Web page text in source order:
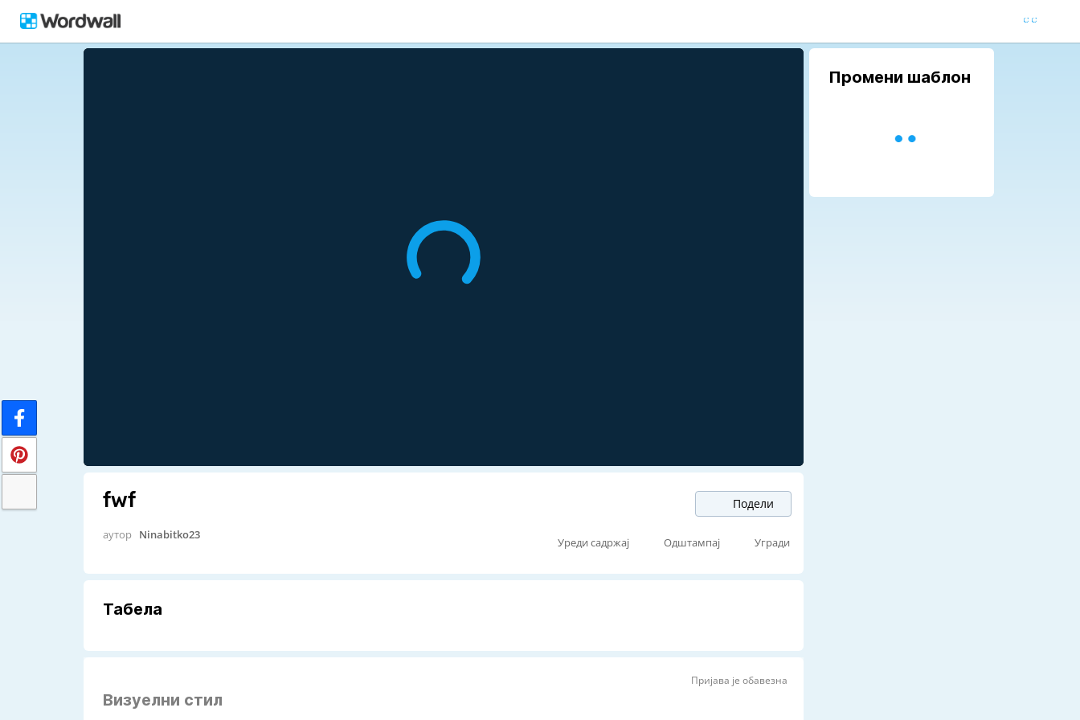
fwf Подели
аутор Ninabitko23
Уреди садржај Одштампај Угради
Табела
Пријава је обавезна
Визуелни стил
Промени шаблон